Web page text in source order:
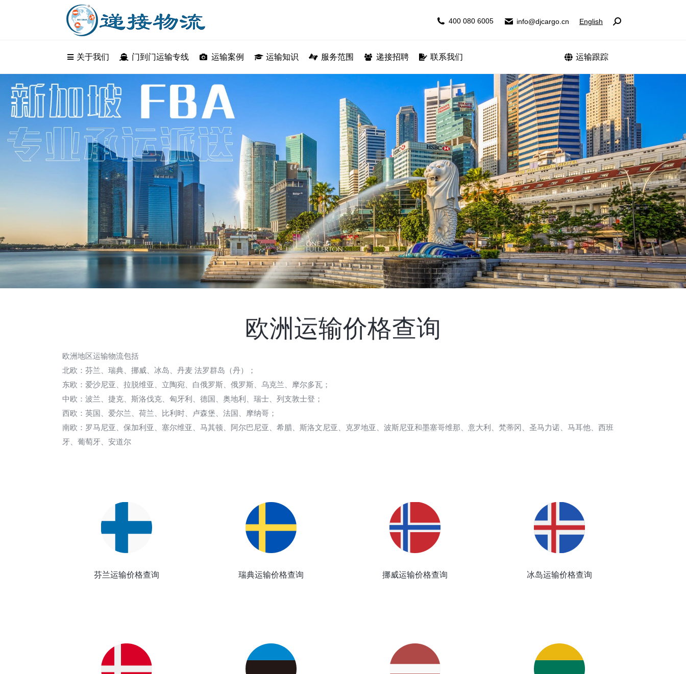
400 080 6005 info@djcargo.cn English Search:
关于我们 门到门运输专线 运输案例 运输知识 服务范围 递接招聘 联系我们 运输跟踪
欧洲运输价格查询
欧洲地区运输物流包括
北欧：芬兰、瑞典、挪威、冰岛、丹麦 法罗群岛（丹）；
东欧：爱沙尼亚、拉脱维亚、立陶宛、白俄罗斯、俄罗斯、乌克兰、摩尔多瓦；
中欧：波兰、捷克、斯洛伐克、匈牙利、德国、奥地利、瑞士、列支敦士登；
西欧：英国、爱尔兰、荷兰、比利时、卢森堡、法国、摩纳哥；
南欧：罗马尼亚、保加利亚、塞尔维亚、马其顿、阿尔巴尼亚、希腊、斯洛文尼亚、克罗地亚、波斯尼亚和墨塞哥维那、意大利、梵蒂冈、圣马力诺、马耳他、西班
牙、葡萄牙、安道尔
芬兰运输价格查询 瑞典运输价格查询 挪威运输价格查询 冰岛运输价格查询
400 080 6005 info@djcargo.cn English Search:
关于我们 门到门运输专线 运输案例 运输知识 服务范围 递接招聘